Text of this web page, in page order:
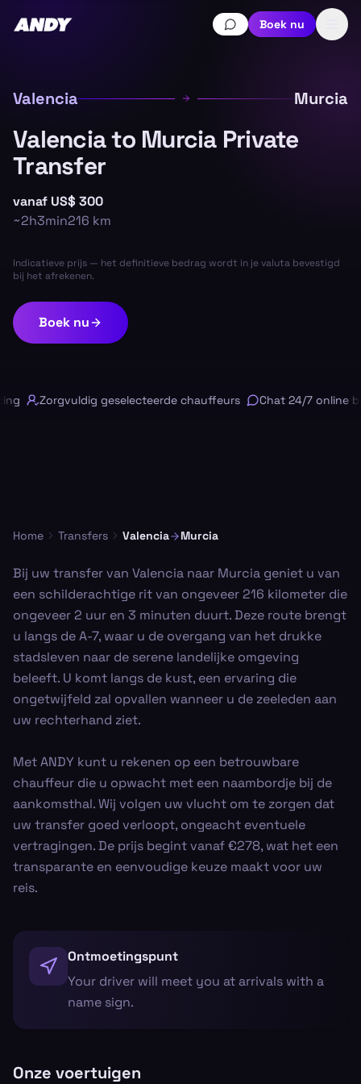
Boek nu
Valencia Murcia
Valencia to Murcia Private
Transfer
vanaf US$ 300
~2h3min216 km
Indicatieve prijs — het definitieve bedrag wordt in je valuta bevestigd
bij het afrekenen.
Boek nu
Zorgvuldig geselecteerde chauffeurs Chat 24/7 online
Home Transfers Valencia Murcia
Bij uw transfer van Valencia naar Murcia geniet u van
een schilderachtige rit van ongeveer 216 kilometer die
ongeveer 2 uur en 3 minuten duurt. Deze route brengt
u langs de A-7, waar u de overgang van het drukke
stadsleven naar de serene landelijke omgeving
beleeft. U komt langs de kust, een ervaring die
ongetwijfeld zal opvallen wanneer u de zeeleden aan
uw rechterhand ziet.
Met ANDY kunt u rekenen op een betrouwbare
chauffeur die u opwacht met een naambordje bij de
aankomsthal. Wij volgen uw vlucht om te zorgen dat
uw transfer goed verloopt, ongeacht eventuele
vertragingen. De prijs begint vanaf €278, wat het een
transparante en eenvoudige keuze maakt voor uw
reis.
Ontmoetingspunt
Your driver will meet you at arrivals with a
name sign.
Onze voertuigen